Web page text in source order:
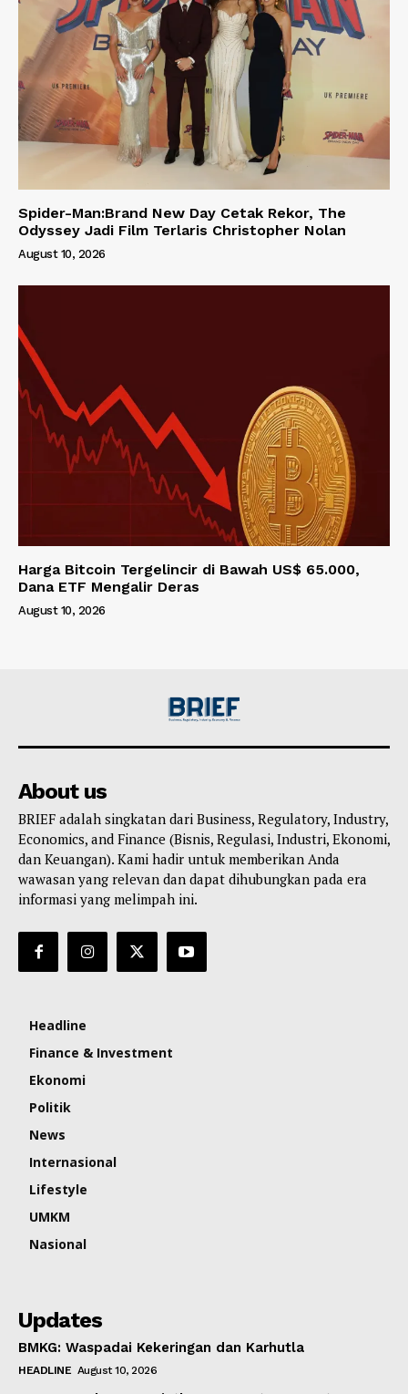
Spider-Man:Brand New Day Cetak Rekor, The
Odyssey Jadi Film Terlaris Christopher Nolan
August 10, 2026
Harga Bitcoin Tergelincir di Bawah US$ 65.000,
Dana ETF Mengalir Deras
August 10, 2026
About us
BRIEF adalah singkatan dari Business, Regulatory, Industry,
Economics, and Finance (Bisnis, Regulasi, Industri, Ekonomi,
dan Keuangan). Kami hadir untuk memberikan Anda
wawasan yang relevan dan dapat dihubungkan pada era
informasi yang melimpah ini.
Headline
Finance & Investment
Ekonomi
Politik
News
Internasional
Lifestyle
UMKM
Nasional
Updates
BMKG: Waspadai Kekeringan dan Karhutla
HEADLINE August 10, 2026